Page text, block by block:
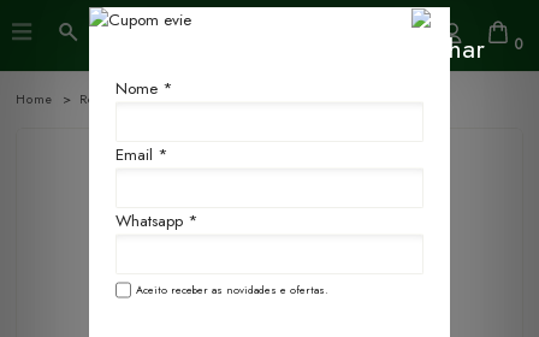
0
Home Refis 500ml
Nome *
Email *
Whatsapp *
Aceito receber as novidades e ofertas.